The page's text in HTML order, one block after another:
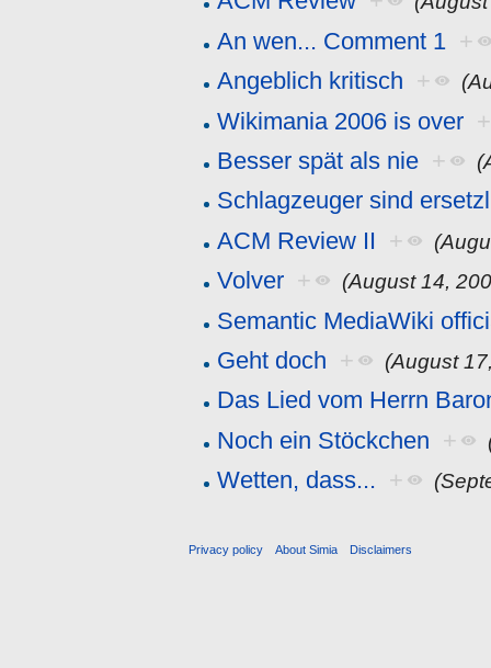
An wen... Comment 1 +
Angeblich kritisch +
Wikimania 2006 is over +
Besser spät als nie +
Schlagzeuger sind
ACM Review II +
Volver + (August 14,
Semantic MediaWiki
Geht doch + (August
Das Lied vom Herrn
Noch ein Stöckchen +
Wetten, dass... +
Privacy policy About Simia Disclaimers